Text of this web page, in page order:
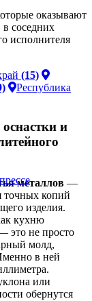
оказывают
в соседних
исполнителя
(15)
Республика
и
металлов —
точных копий
изделия.
кухню
это не просто
молд,
в ней
или
обернутся